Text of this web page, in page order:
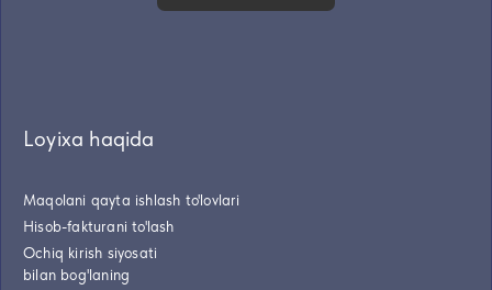
Loyixa haqida
Maqolani qayta ishlash to'lovlari
Hisob-fakturani to'lash
Ochiq kirish siyosati
bilan bog'laning